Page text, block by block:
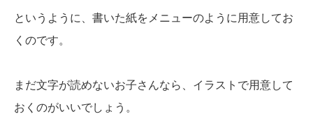
というように、書いた紙をメニューのように用意してお
くのです。
まだ文字が読めないお子さんなら、イラストで用意して
おくのがいいでしょう。